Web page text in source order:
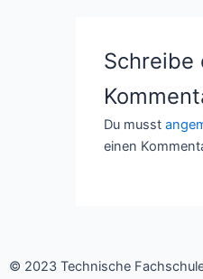
Schreibe
Du musst
einen
© 2023 Technische